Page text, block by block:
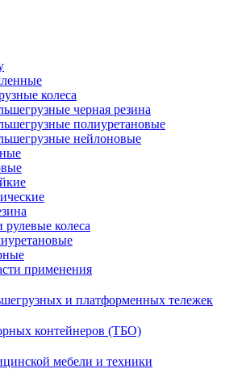
колеса
черная резина
полиуретановые
нейлоновые
колеса
применения
и платформенных тележек
контейнеров (ТБО)
мебели и техники